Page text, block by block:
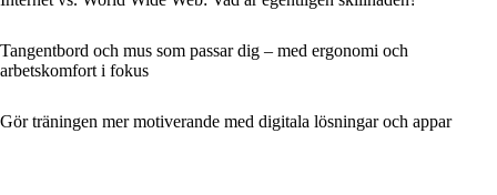
Tangentbord och mus som passar dig – med ergonomi och
arbetskomfort i fokus
Gör träningen mer motiverande med digitala lösningar och appar